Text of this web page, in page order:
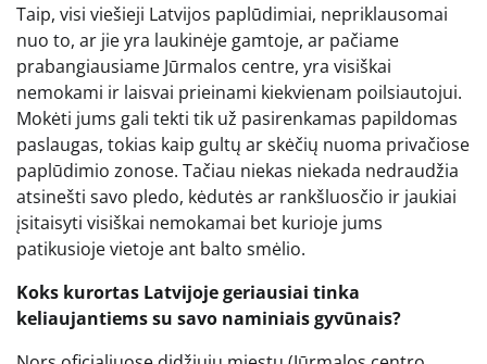
Taip, visi viešieji Latvijos paplūdimiai, nepriklausomai
nuo to, ar jie yra laukinėje gamtoje, ar pačiame
prabangiausiame Jūrmalos centre, yra visiškai
nemokami ir laisvai prieinami kiekvienam poilsiautojui.
Mokėti jums gali tekti tik už pasirenkamas papildomas
paslaugas, tokias kaip gultų ar skėčių nuoma privačiose
paplūdimio zonose. Tačiau niekas niekada nedraudžia
atsinešti savo pledo, kėdutės ar rankšluosčio ir jaukiai
įsitaisyti visiškai nemokamai bet kurioje jums
patikusioje vietoje ant balto smėlio.
Koks kurortas Latvijoje geriausiai tinka
keliaujantiems su savo naminiais gyvūnais?